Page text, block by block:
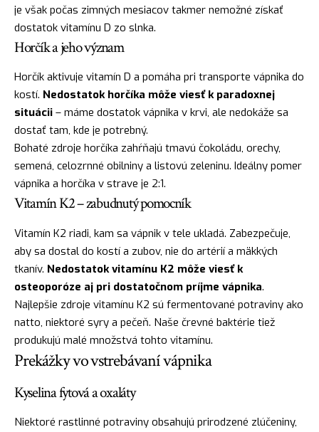
je však počas zimných mesiacov takmer nemožné získať
dostatok vitamínu D zo slnka.
Horčík a jeho význam
Horčík aktivuje vitamín D a pomáha pri transporte vápnika do
kostí. Nedostatok horčíka môže viesť k paradoxnej
situácii – máme dostatok vápnika v krvi, ale nedokáže sa
dostať tam, kde je potrebný.
Bohaté zdroje horčíka zahŕňajú tmavú čokoládu, orechy,
semená, celozrnné obilniny a listovú zeleninu. Ideálny pomer
vápnika a horčíka v strave je 2:1.
Vitamín K2 – zabudnutý pomocník
Vitamín K2 riadi, kam sa vápnik v tele ukladá. Zabezpečuje,
aby sa dostal do kostí a zubov, nie do artérií a mäkkých
tkanív. Nedostatok vitamínu K2 môže viesť k
osteoporóze aj pri dostatočnom príjme vápnika.
Najlepšie zdroje vitamínu K2 sú fermentované potraviny ako
natto, niektoré syry a pečeň. Naše črevné baktérie tiež
produkujú malé množstvá tohto vitamínu.
Prekážky vo vstrebávaní vápnika
Kyselina fytová a oxaláty
Niektoré rastlinné potraviny obsahujú prirodzené zlúčeniny,